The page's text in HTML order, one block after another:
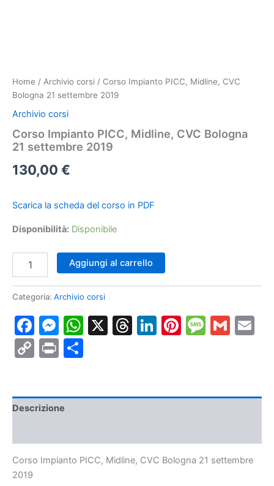
Home / Archivio corsi / Corso Impianto PICC, Midline, CVC
Bologna 21 settembre 2019
Archivio corsi
Corso Impianto PICC, Midline, CVC Bologna
21 settembre 2019
130,00 €
Scarica la scheda del corso in PDF
Disponibilità: Disponibile
Impianto
Midline,
Bologna
21
settembre
2019
Aggiungi al carrello
Categoria: Archivio corsi
Facebook
Messenger
WhatsApp
X Threads
LinkedIn
Pinterest
Copy
Print
Descrizione
Corso Impianto PICC, Midline, CVC Bologna 21 settembre
2019